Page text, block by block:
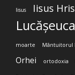
Iisus Iisus
Lucășeuca
moarte Mântuitorul
Orhei ortodoxia